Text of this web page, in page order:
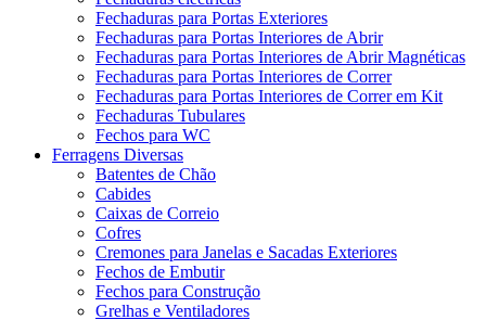
Fechaduras para Portas Exteriores
Fechaduras para Portas Interiores de Abrir
Fechaduras para Portas Interiores de Abrir Magnéticas
Fechaduras para Portas Interiores de Correr
Fechaduras para Portas Interiores de Correr em Kit
Fechaduras Tubulares
Fechos para WC
Ferragens Diversas
Batentes de Chão
Cabides
Caixas de Correio
Cofres
Cremones para Janelas e Sacadas Exteriores
Fechos de Embutir
Fechos para Construção
Grelhas e Ventiladores